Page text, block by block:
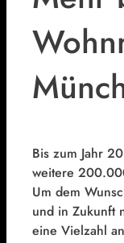
Bis zum Jahr
weitere
Um dem
und in Zukunft
eine Vielzahl